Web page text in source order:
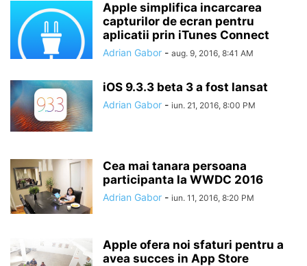
Apple simplifica incarcarea
capturilor de ecran pentru
aplicatii prin iTunes Connect
Adrian Gabor - aug. 9, 2016, 8:41 AM
iOS 9.3.3 beta 3 a fost lansat
Adrian Gabor - iun. 21, 2016, 8:00 PM
Cea mai tanara persoana
participanta la WWDC 2016
Adrian Gabor - iun. 11, 2016, 8:20 PM
Apple ofera noi sfaturi pentru a
avea succes in App Store